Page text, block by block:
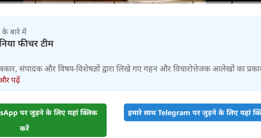
बारे में
फीचर टीम
संपादक और विषय-विशेषज्ञों द्वारा लिखे गए गहन और विचारोत्तेजक आलेखों का
पढ़ें
पर जुड़ने के लिए यहां क्लिक
करें
हमारे साथ Telegram पर जुड़ने के लिए यहां